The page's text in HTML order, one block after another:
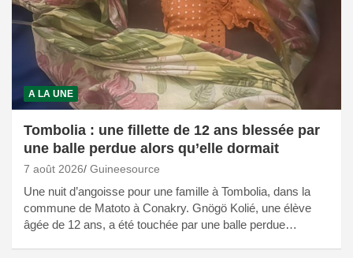
A LA UNE
Tombolia : une fillette de 12 ans blessée par
une balle perdue alors qu’elle dormait
7 août 2026 Guineesource
Une nuit d’angoisse pour une famille à Tombolia, dans la
commune de Matoto à Conakry. Gnögö Kolié, une élève
âgée de 12 ans, a été touchée par une balle perdue…